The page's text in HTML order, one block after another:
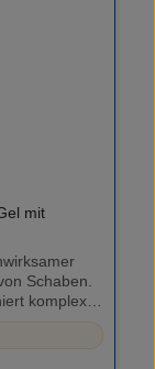
mit
Lockstoffe,